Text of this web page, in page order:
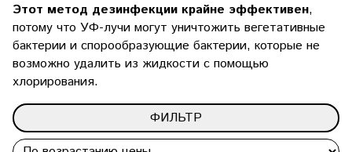
Этот метод дезинфекции крайне эффективен,
потому что УФ-лучи могут уничтожить вегетативные
бактерии и спорообразующие бактерии, которые не
возможно удалить из жидкости с помощью
хлорирования.
ФИЛЬТР